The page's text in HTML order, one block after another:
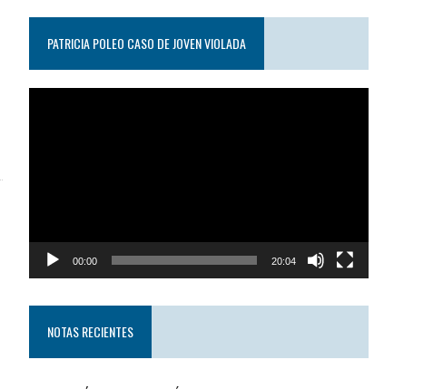
PATRICIA POLEO CASO DE JOVEN VIOLADA
00:00 20:04
NOTAS RECIENTES